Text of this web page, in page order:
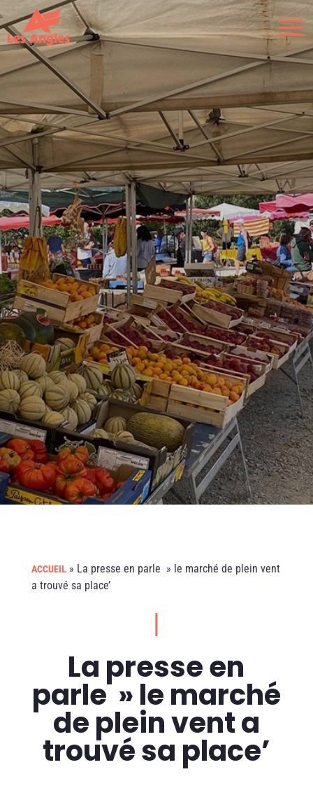
ACCUEIL» La presse en parle » le marché de plein vent
a trouvé sa place’
|
La presse en
parle » le marché
de plein vent a
trouvé sa place’